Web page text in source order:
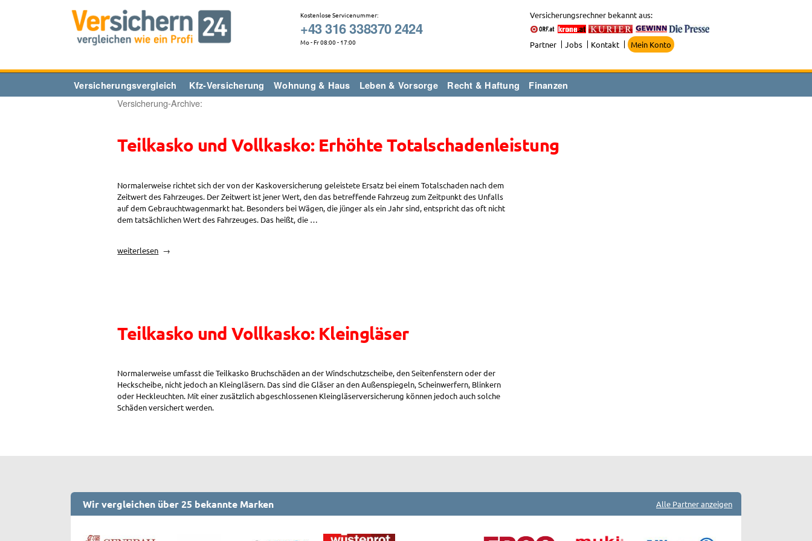
Kostenlose Servicenummer:
+43 316 338370 2424
Mo - Fr 08:00 - 17:00
Versicherungsrechner bekannt aus:
Partner Jobs Kontakt Mein Konto
Versicherungsvergleich Kfz-Versicherung Wohnung & Haus Leben & Vorsorge Recht & Haftung Finanzen
Versicherung-Archive:
Teilkasko und Vollkasko: Erhöhte Totalschadenleistung
Normalerweise richtet sich der von der Kaskoversicherung geleistete Ersatz bei einem Totalschaden nach dem
Zeitwert des Fahrzeuges. Der Zeitwert ist jener Wert, den das betreffende Fahrzeug zum Zeitpunkt des Unfalls
auf dem Gebrauchtwagenmarkt hat. Besonders bei Wägen, die jünger als ein Jahr sind, entspricht das oft nicht
dem tatsächlichen Wert des Fahrzeuges. Das heißt, die …
„Teilkasko
weiterlesen
Teilkasko und Vollkasko: Kleingläser
Normalerweise umfasst die Teilkasko Bruchschäden an der Windschutzscheibe, den Seitenfenstern oder der
Heckscheibe, nicht jedoch an Kleingläsern. Das sind die Gläser an den Außenspiegeln, Scheinwerfern, Blinkern
oder Heckleuchten. Mit einer zusätzlich abgeschlossenen Kleingläserversicherung können jedoch auch solche
Schäden versichert werden.
Wir vergleichen über 25 bekannte Marken Alle Partner anzeigen